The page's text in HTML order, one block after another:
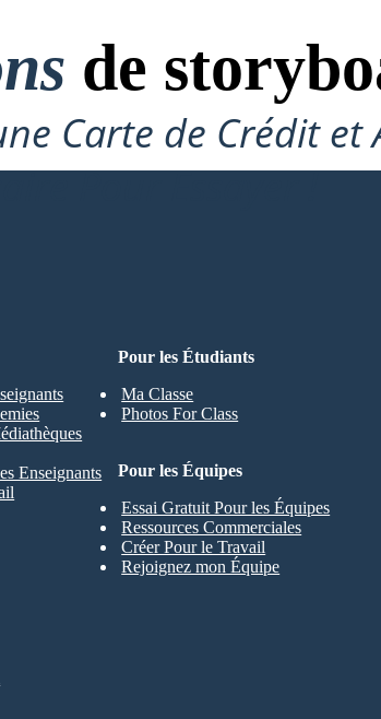
de
Carte de Crédit et
Pour Essayer !
Pour les Étudiants
Ma Classe
Photos For Class
Enseignants
Pour les Équipes
Essai Gratuit Pour les Équipes
Ressources Commerciales
Créer Pour le Travail
Rejoignez mon Équipe